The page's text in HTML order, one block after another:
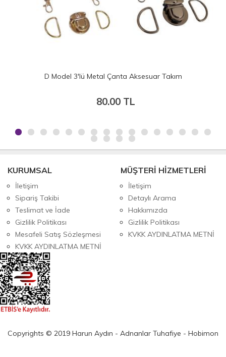
D Model 3'lü Metal Çanta Aksesuar Takım
80.00 TL
KURUMSAL
İletişim
Sipariş Takibi
Teslimat ve İade
Gizlilik Politikası
Mesafeli Satış Sözleşmesi
KVKK AYDINLATMA METNİ
MÜŞTERİ HİZMETLERİ
İletişim
Detaylı Arama
Hakkımızda
Gizlilik Politikası
KVKK AYDINLATMA METNİ
Copyrights © 2019 Harun Aydın - Adnanlar Tuhafiye - Hobimon